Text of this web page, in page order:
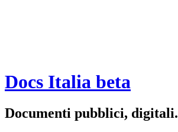
Docs Italia beta
Documenti pubblici, digitali.